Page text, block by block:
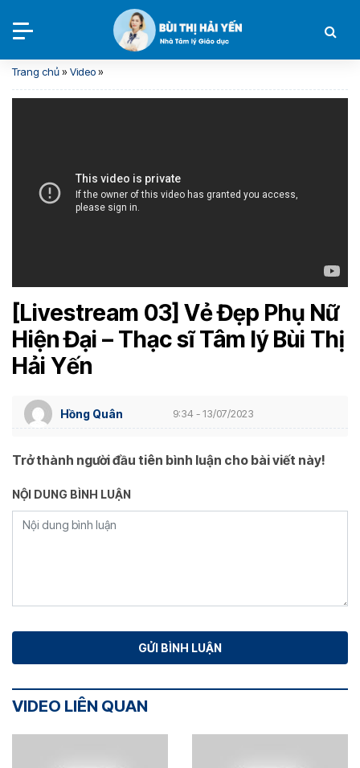
Trang chủ» Video»
[Livestream 03] Vẻ Đẹp Phụ Nữ
Hiện Đại – Thạc sĩ Tâm lý Bùi Thị
Hải Yến
Hồng Quân 9:34 - 13/07/2023
Trở thành người đầu tiên bình luận cho bài viết này!
NỘI DUNG BÌNH LUẬN
VIDEO LIÊN QUAN